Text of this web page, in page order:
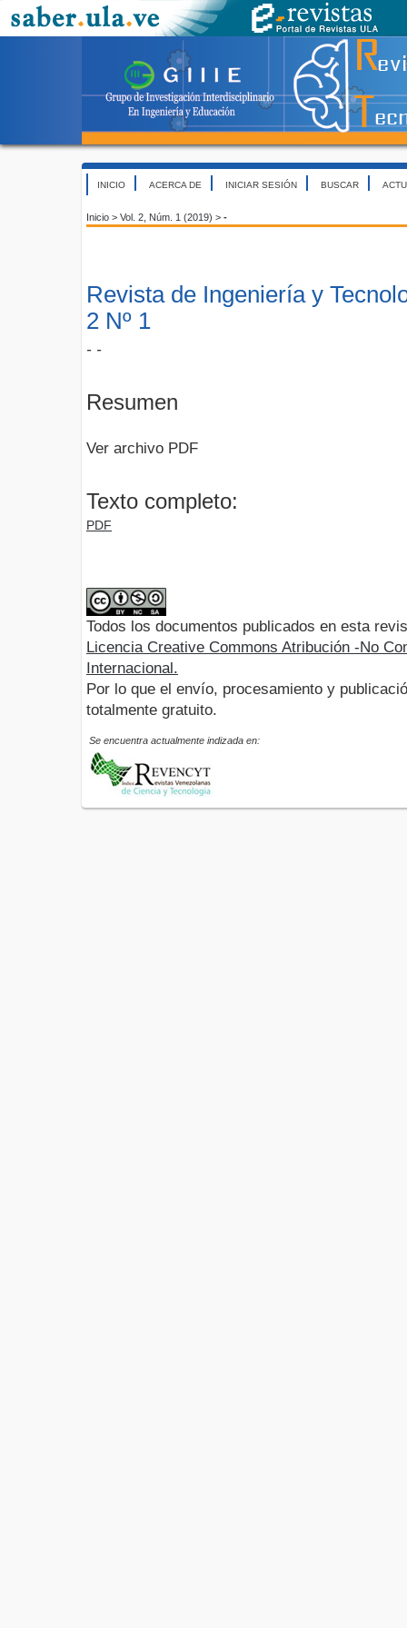
INICIO ACERCA DE INICIAR SESIÓN BUSCAR
Inicio > Vol. 2, Núm. 1 (2019) > -
Revista de Ingeniería y
2 Nº 1
- -
Resumen
Ver archivo PDF
Texto completo:
PDF
Todos los documentos publicados en esta
Licencia Creative Commons Atribución -No
Internacional.
Por lo que el envío, procesamiento y
totalmente gratuito.
Se encuentra actualmente indizada en: